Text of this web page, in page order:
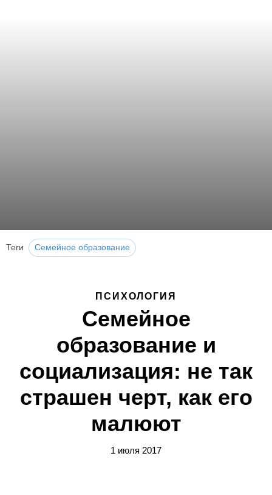
Теги Семейное образование
ПСИХОЛОГИЯ
Семейное
образование и
социализация: не так
страшен черт, как его
малюют
1 июля 2017